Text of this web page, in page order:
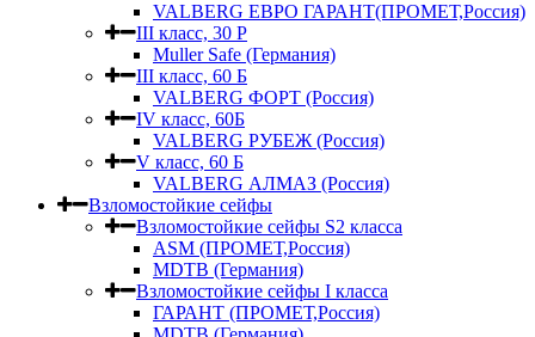
VALBERG ЕВРО ГАРАНТ(ПРОМЕТ,Россия)
III класс, 30 Р
Muller Safe (Германия)
III класс, 60 Б
VALBERG ФОРТ (Россия)
IV класс, 60Б
VALBERG РУБЕЖ (Россия)
V класс, 60 Б
VALBERG АЛМАЗ (Россия)
Взломостойкие сейфы
Взломостойкие сейфы S2 класса
ASM (ПРОМЕТ,Россия)
MDTB (Германия)
Взломостойкие сейфы I класса
ГАРАНТ (ПРОМЕТ,Россия)